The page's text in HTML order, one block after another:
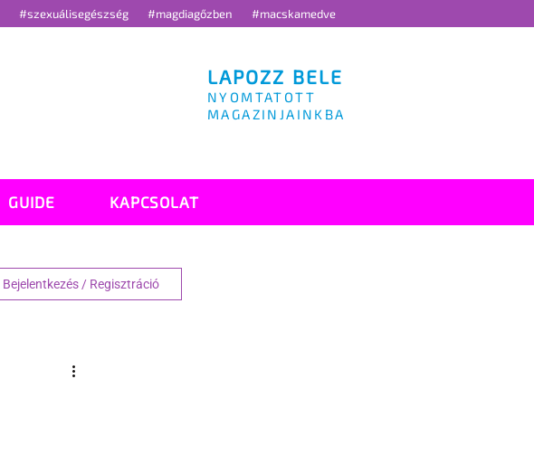
#szexuálisegészség #magdiagőzben #macskamedve
LAPOZZ BELE
NYOMTATOTT
MAGAZINJAINKBA
GUIDE KAPCSOLAT
Bejelentkezés / Regisztráció